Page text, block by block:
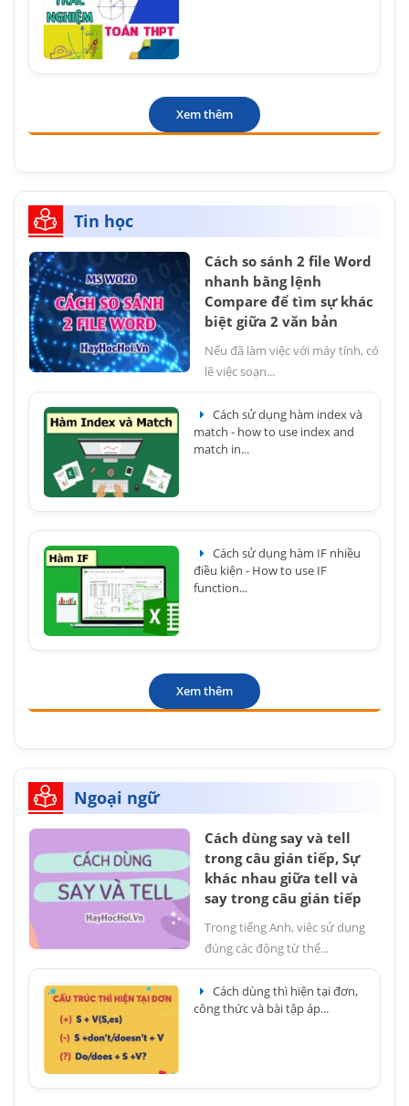
Xem thêm
Tin học
Cách so sánh 2 file Word
nhanh bằng lệnh
Compare để tìm sự khác
biệt giữa 2 văn bản
Nếu đã làm việc với máy tính, có
lẽ việc soạn...
Cách sử dụng hàm index và
match - how to use index and
match in...
Cách sử dụng hàm IF nhiều
điều kiện - How to use IF
function...
Xem thêm
Ngoại ngữ
Cách dùng say và tell
trong câu gián tiếp, Sự
khác nhau giữa tell và
say trong câu gián tiếp
Trong tiếng Anh, việc sử dụng
đúng các động từ thể...
Cách dùng thì hiện tại đơn,
công thức và bài tập áp...